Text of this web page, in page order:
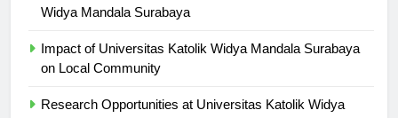
Career Services and Support at Universitas Katolik
Impact of Universitas Katolik Widya Mandala Surabaya